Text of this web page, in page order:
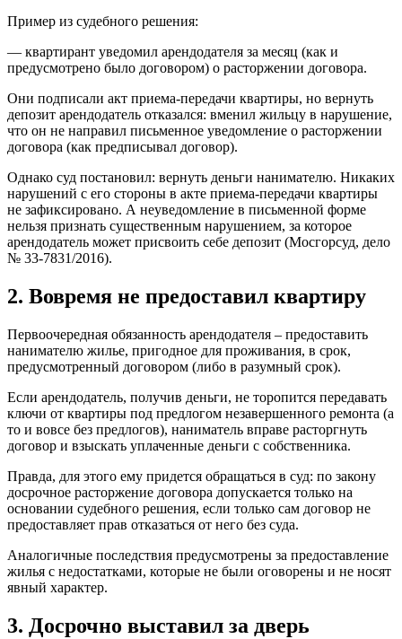
Пример из судебного решения:
— квартирант уведомил арендодателя за месяц (как и
предусмотрено было договором) о расторжении договора.
Они подписали акт приема-передачи квартиры, но вернуть
депозит арендодатель отказался: вменил жильцу в нарушение,
что он не направил письменное уведомление о расторжении
договора (как предписывал договор).
Однако суд постановил: вернуть деньги нанимателю. Никаких
нарушений с его стороны в акте приема-передачи квартиры
не зафиксировано. А неуведомление в письменной форме
нельзя признать существенным нарушением, за которое
арендодатель может присвоить себе депозит (Мосгорсуд, дело
№ 33-7831/2016).
2. Вовремя не предоставил квартиру
Первоочередная обязанность арендодателя – предоставить
нанимателю жилье, пригодное для проживания, в срок,
предусмотренный договором (либо в разумный срок).
Если арендодатель, получив деньги, не торопится передавать
ключи от квартиры под предлогом незавершенного ремонта (а
то и вовсе без предлогов), наниматель вправе расторгнуть
договор и взыскать уплаченные деньги с собственника.
Правда, для этого ему придется обращаться в суд: по закону
досрочное расторжение договора допускается только на
основании судебного решения, если только сам договор не
предоставляет прав отказаться от него без суда.
Аналогичные последствия предусмотрены за предоставление
жилья с недостатками, которые не были оговорены и не носят
явный характер.
3. Досрочно выставил за дверь